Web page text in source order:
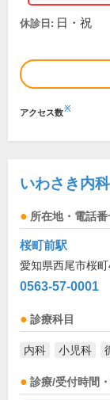
休診日: 日・祝
アクセス数※
いわさき内
所在地・電話番
桜町前駅
愛知県西尾市桜
0563-57-0001
診療科目
内科 小児科
診療/受付時間